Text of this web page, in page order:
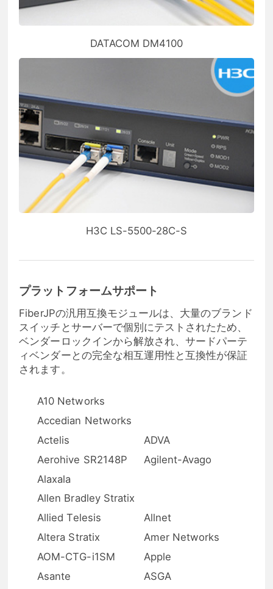
DATACOM DM4100
H3C LS-5500-28C-S
プラットフォームサポート
FiberJPの汎用互換モジュールは、大量のブランド
スイッチとサーバーで個別にテストされたため、
ベンダーロックインから解放され、サードパーテ
ィベンダーとの完全な相互運用性と互換性が保証
されます。
A10 Networks
Accedian Networks
Actelis
ADVA
Aerohive SR2148P
Agilent-Avago
Alaxala
Allen Bradley Stratix
Allied Telesis
Allnet
Altera Stratix
Amer Networks
AOM-CTG-i1SM
Apple
Asante
ASGA